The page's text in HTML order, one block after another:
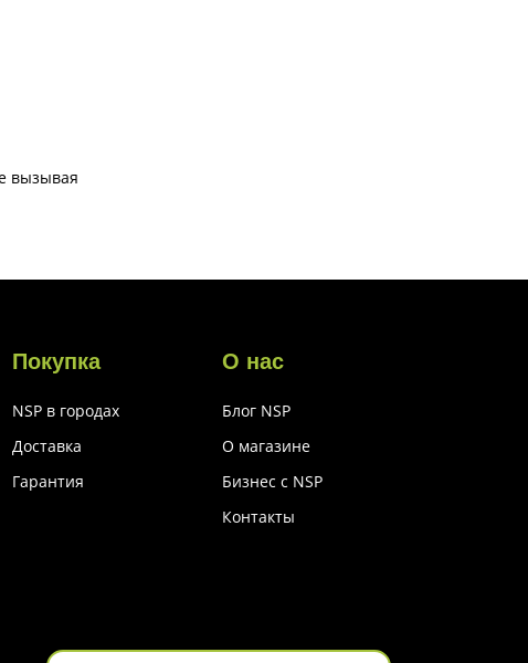
вызывая
Покупка
NSP в городах
Доставка
Гарантия
О нас
Блог NSP
О магазине
Бизнес с NSP
Контакты